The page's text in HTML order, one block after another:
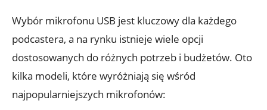
Wybór mikrofonu USB jest kluczowy dla każdego
podcastera, a na rynku istnieje wiele opcji
dostosowanych do różnych potrzeb i budżetów. Oto
kilka modeli, które wyróżniają się wśród
najpopularniejszych mikrofonów: